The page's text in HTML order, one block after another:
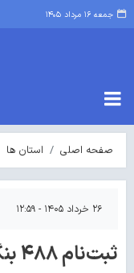
جمعه ۱۶ مرداد ۱۴۰۵
صفحه اصلی استان ها
۲۶ خرداد ۱۴۰۵ - ۱۲:۵۹